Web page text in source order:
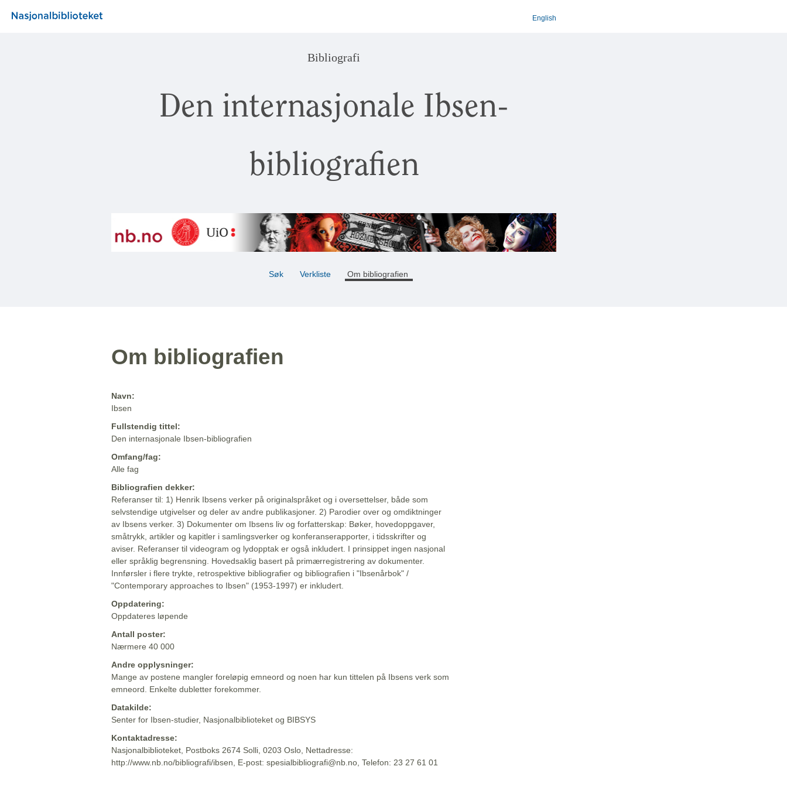
English
Bibliografi
Den internasjonale Ibsen-
bibliografien
Søk Verkliste Om bibliografien
Om bibliografien
Navn:
Ibsen
Fullstendig tittel:
Den internasjonale Ibsen-bibliografien
Omfang/fag:
Alle fag
Bibliografien dekker:
Referanser til: 1) Henrik Ibsens verker på originalspråket og i oversettelser, både som
selvstendige utgivelser og deler av andre publikasjoner. 2) Parodier over og omdiktninger
av Ibsens verker. 3) Dokumenter om Ibsens liv og forfatterskap: Bøker, hovedoppgaver,
småtrykk, artikler og kapitler i samlingsverker og konferanserapporter, i tidsskrifter og
aviser. Referanser til videogram og lydopptak er også inkludert. I prinsippet ingen nasjonal
eller språklig begrensning. Hovedsaklig basert på primærregistrering av dokumenter.
Innførsler i flere trykte, retrospektive bibliografier og bibliografien i "Ibsenårbok" /
"Contemporary approaches to Ibsen" (1953-1997) er inkludert.
Oppdatering:
Oppdateres løpende
Antall poster:
Nærmere 40 000
Andre opplysninger:
Mange av postene mangler foreløpig emneord og noen har kun tittelen på Ibsens verk som
emneord. Enkelte dubletter forekommer.
Datakilde:
Senter for Ibsen-studier, Nasjonalbiblioteket og BIBSYS
Kontaktadresse:
Nasjonalbiblioteket, Postboks 2674 Solli, 0203 Oslo, Nettadresse:
http://www.nb.no/bibliografi/ibsen, E-post: spesialbibliografi@nb.no, Telefon: 23 27 61 01